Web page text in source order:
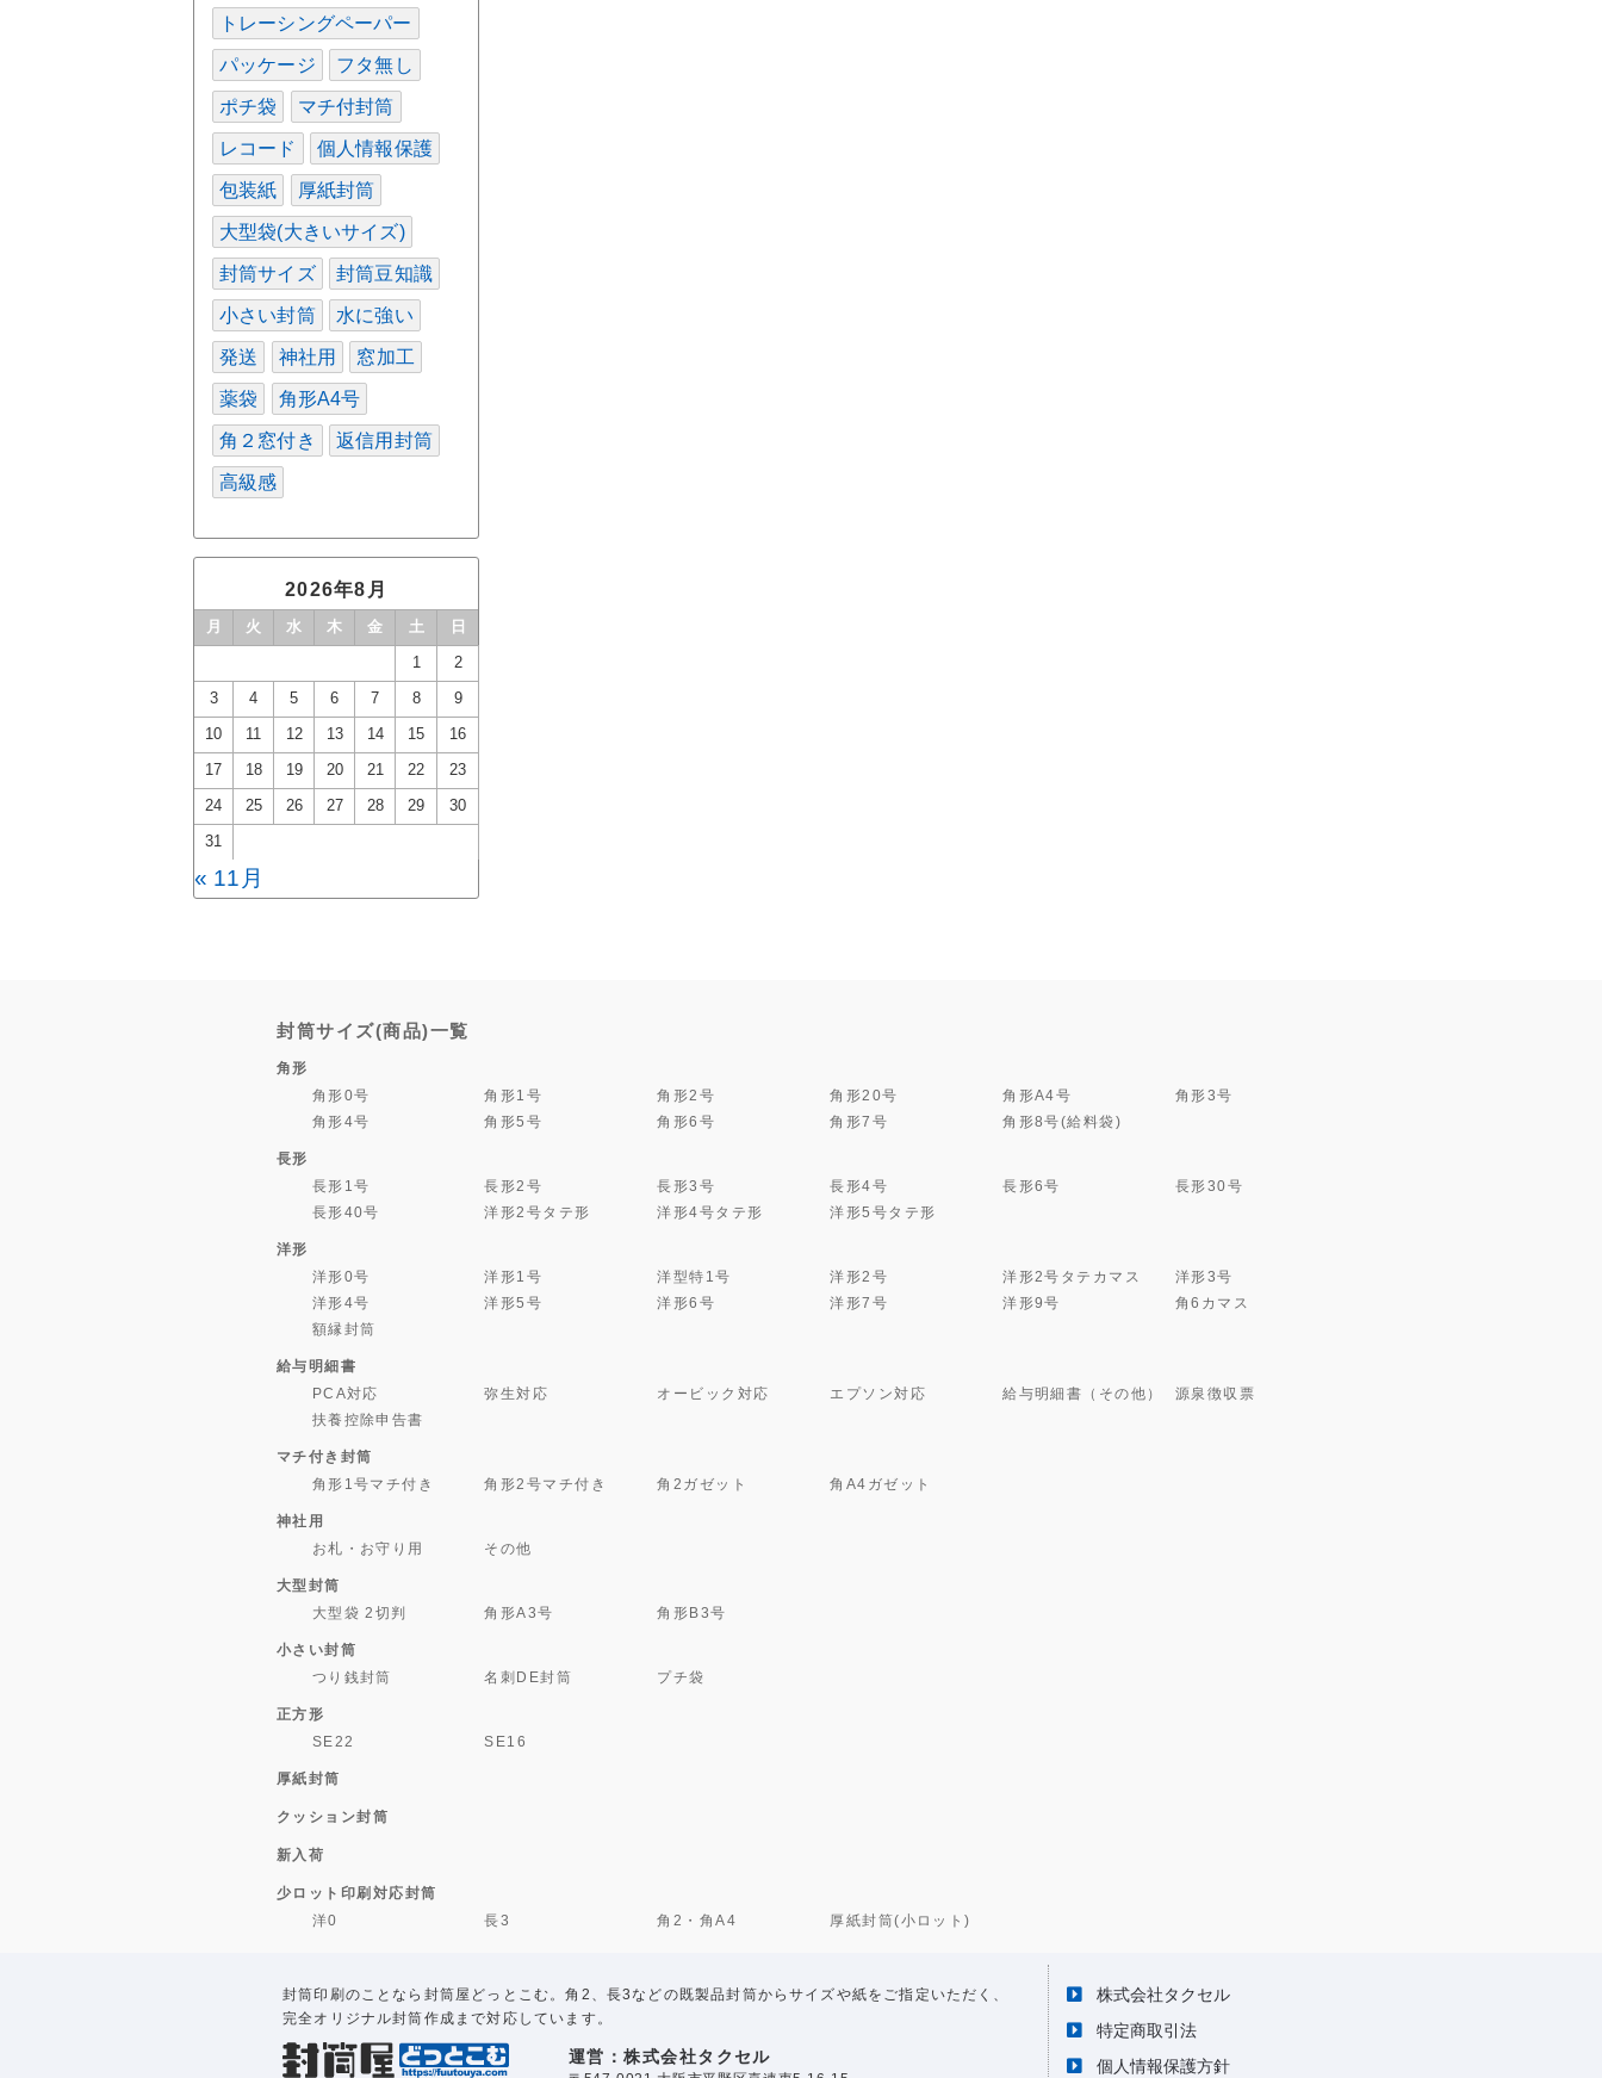
トレーシングペーパー
パッケージ フタ無し
ポチ袋 マチ付封筒
レコード 個人情報保護
包装紙 厚紙封筒
大型袋(大きいサイズ)
封筒サイズ 封筒豆知識
小さい封筒 水に強い
発送 神社用 窓加工
薬袋 角形A4号
角２窓付き 返信用封筒
高級感
2026年8月
月 火 水 木 金 土 日
1 2
3 4 5 6 7 8 9
10 11 12 13 14 15 16
17 18 19 20 21 22 23
24 25 26 27 28 29 30
31
« 11月
封筒サイズ(商品)一覧
角形
角形0号 角形1号 角形2号 角形20号 角形A4号
角形3号
角形4号
角形5号 角形6号 角形7号 角形8号(給料袋)
長形
長形1号 長形2号 長形3号 長形4号 長形6号
長形30号
長形40号
洋形2号タテ形 洋形4号タテ形 洋形5号タテ形
洋形
洋形0号 洋形1号 洋型特1号 洋形2号 洋形2号タテカマス
洋形3号
洋形4号
洋形5号 洋形6号 洋形7号 洋形9号
角6カマス
額縁封筒
給与明細書
PCA対応 弥生対応 オービック対応 エプソン対応 給与明細書（その他）
源泉徴収票
扶養控除申告書
マチ付き封筒
角形1号マチ付き 角形2号マチ付き 角2ガゼット 角A4ガゼット
神社用
お札・お守り用 その他
大型封筒
大型袋 2切判 角形A3号 角形B3号
小さい封筒
つり銭封筒 名刺DE封筒 プチ袋
正方形
SE22 SE16
厚紙封筒
クッション封筒
新入荷
少ロット印刷対応封筒
洋0 長3 角2・角A4 厚紙封筒(小ロット)
封筒印刷のことなら封筒屋どっとこむ。角2、長3などの既製品封筒からサイズや紙をご指定いただく、
完全オリジナル封筒作成まで対応しています。
運営：株式会社タクセル
株式会社タクセル
特定商取引法
個人情報保護方針